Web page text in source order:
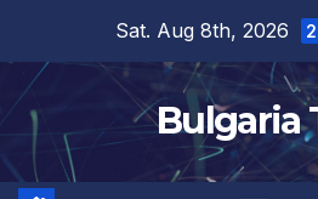
content
Sat. Aug 8th, 2026
Bulgaria